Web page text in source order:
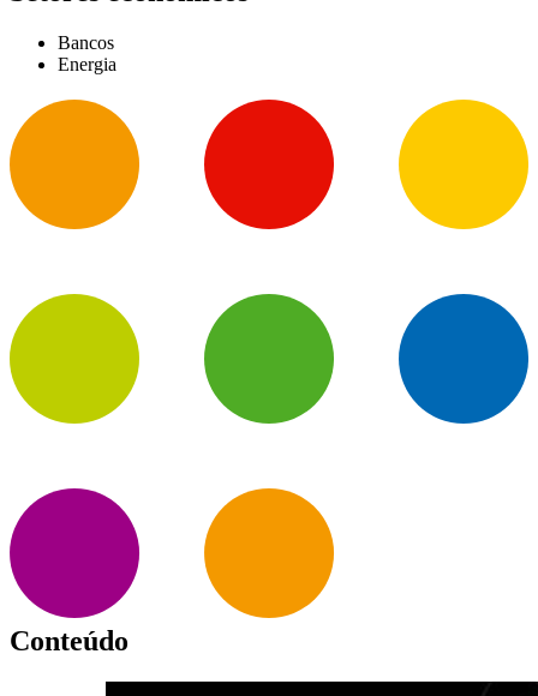
Bancos
Energia
Conteúdo